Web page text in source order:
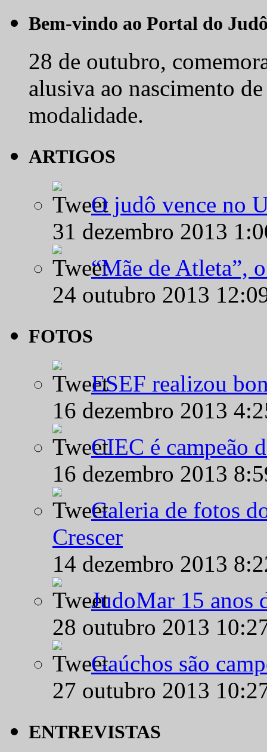
Bem-vindo ao Portal do
28 de outubro,
alusiva ao nascimento
modalidade.
ARTIGOS
O judô vence no
31 dezembro 2013
“Mãe de Atleta”,
24 outubro 2013
FOTOS
ESEF realizou
16 dezembro 2013
CIEC é campeão
16 dezembro 2013
Galeria de fotos
Crescer
14 dezembro 2013
JudoMar 15 anos
28 outubro 2013
Gaúchos são
27 outubro 2013
ENTREVISTAS